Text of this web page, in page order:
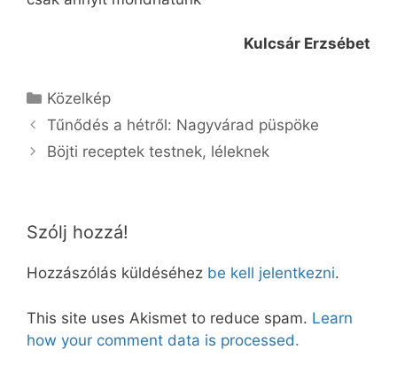
Kulcsár Erzsébet
Kategória
Közelkép
Tűnődés a hétről: Nagyvárad püspöke
Böjti receptek testnek, léleknek
Szólj hozzá!
Hozzászólás küldéséhez be kell jelentkezni.
This site uses Akismet to reduce spam. Learn
how your comment data is processed.